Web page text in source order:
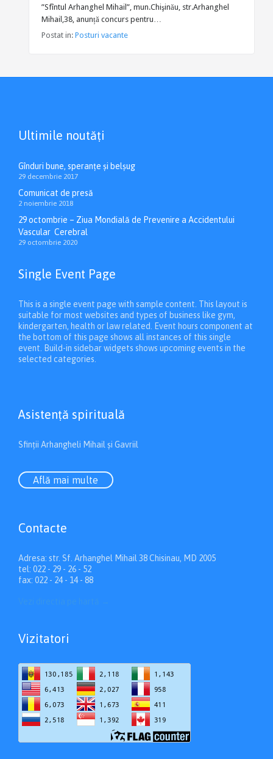
”Sfîntul Arhanghel Mihail”, mun.Chişinău, str.Arhanghel
Mihail,38, anunță concurs pentru…
Postat in: Posturi vacante
Ultimile noutăți
Gînduri bune, speranțe și belșug
29 decembrie 2017
Comunicat de presă
2 noiembrie 2018
29 octombrie – Ziua Mondială de Prevenire a Accidentului
Vascular Cerebral
29 octombrie 2020
Single Event Page
This is a single event page with sample content. This layout is
suitable for most websites and types of business like gym,
kindergarten, health or law related. Event hours component at
the bottom of this page shows all instances of this single
event. Build-in sidebar widgets shows upcoming events in the
selected categories.
Asistenţă spirituală
Sfinții Arhangheli Mihail și Gavriil
Află mai multe
Contacte
Adresa: str. Sf. Arhanghel Mihail 38 Chisinau, MD 2005
tel: 022 - 29 - 26 - 52
fax: 022 - 24 - 14 - 88
Vizitatori